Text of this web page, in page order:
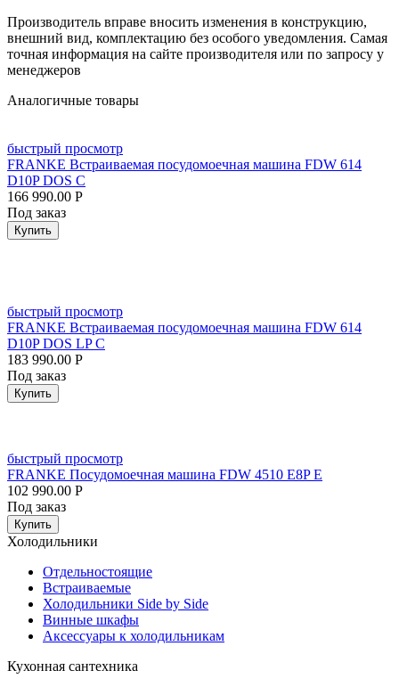
Производитель вправе вносить изменения в конструкцию,
внешний вид, комплектацию без особого уведомления. Самая
точная информация на сайте производителя или по запросу у
менеджеров
Аналогичные товары
быстрый просмотр
FRANKE Встраиваемая посудомоечная машина FDW 614
D10P DOS C
166 990.00 Р
Под заказ
Купить
быстрый просмотр
FRANKE Встраиваемая посудомоечная машина FDW 614
D10P DOS LP C
183 990.00 Р
Под заказ
Купить
быстрый просмотр
FRANKE Посудомоечная машина FDW 4510 E8P E
102 990.00 Р
Под заказ
Купить
Холодильники
Отдельностоящие
Встраиваемые
Холодильники Side by Side
Винные шкафы
Аксессуары к холодильникам
Кухонная сантехника